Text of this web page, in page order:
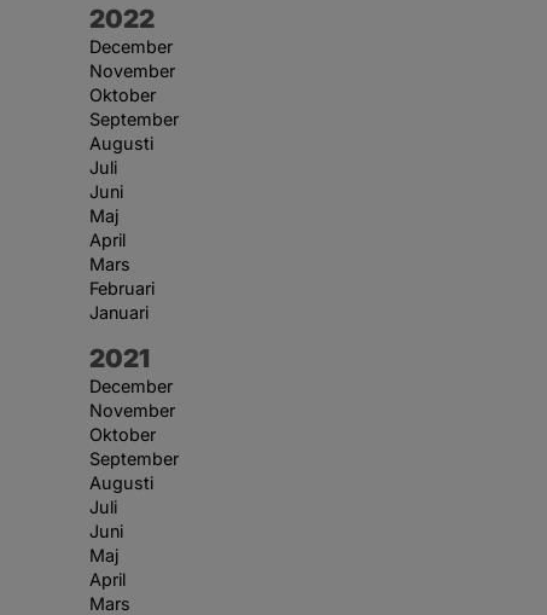
År:
2022
December
November
Oktober
September
Augusti
Juli
Juni
Maj
April
Mars
Februari
Januari
År:
2021
December
November
Oktober
September
Augusti
Juli
Juni
Maj
April
Mars